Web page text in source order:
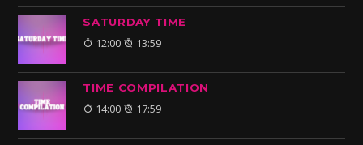
SATURDAY TIME
12:00 13:59
TIME COMPILATION
14:00 17:59